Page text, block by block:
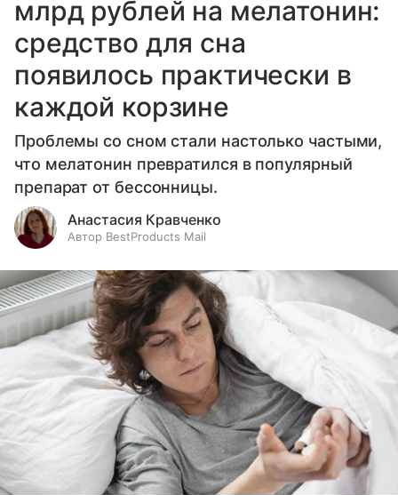
млрд рублей на мелатонин:
средство для сна
появилось практически в
каждой корзине
Проблемы со сном стали настолько частыми,
что мелатонин превратился в популярный
препарат от бессонницы.
Анастасия Кравченко
Автор BestProducts Mail